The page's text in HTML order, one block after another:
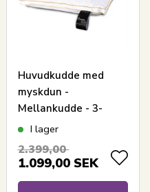
Huvudkudde med
myskdun -
Mellankudde - 3-
kammars dunkudde -
By Borg
I lager
2.399,00
1.099,00 SEK